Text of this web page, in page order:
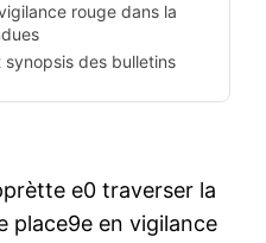
rouge dans la
des bulletins
e0 traverser la
place9e en vigilance